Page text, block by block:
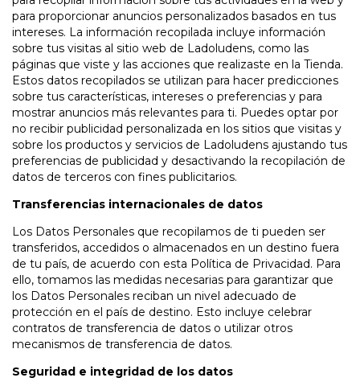
para proporcionar anuncios personalizados basados en tus
intereses. La información recopilada incluye información
sobre tus visitas al sitio web de Ladoludens, como las
páginas que viste y las acciones que realizaste en la Tienda.
Estos datos recopilados se utilizan para hacer predicciones
sobre tus características, intereses o preferencias y para
mostrar anuncios más relevantes para ti. Puedes optar por
no recibir publicidad personalizada en los sitios que visitas y
sobre los productos y servicios de Ladoludens ajustando tus
preferencias de publicidad y desactivando la recopilación de
datos de terceros con fines publicitarios.
Transferencias internacionales de datos
Los Datos Personales que recopilamos de ti pueden ser
transferidos, accedidos o almacenados en un destino fuera
de tu país, de acuerdo con esta Política de Privacidad. Para
ello, tomamos las medidas necesarias para garantizar que
los Datos Personales reciban un nivel adecuado de
protección en el país de destino. Esto incluye celebrar
contratos de transferencia de datos o utilizar otros
mecanismos de transferencia de datos.
Seguridad e integridad de los datos